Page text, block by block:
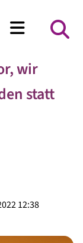
wir
statt
12:38